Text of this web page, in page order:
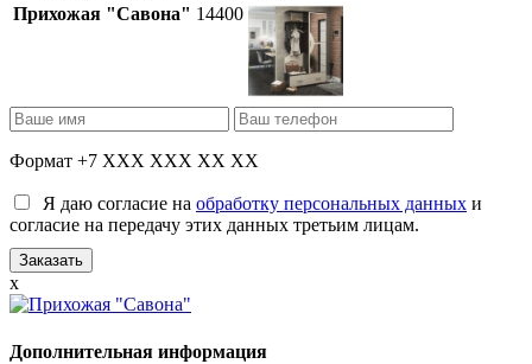
Прихожая "Савона" 14400
Формат +7 XXX XXX XX XX
Я даю согласие на обработку персональных данных и
согласие на передачу этих данных третьим лицам.
x
Дополнительная информация